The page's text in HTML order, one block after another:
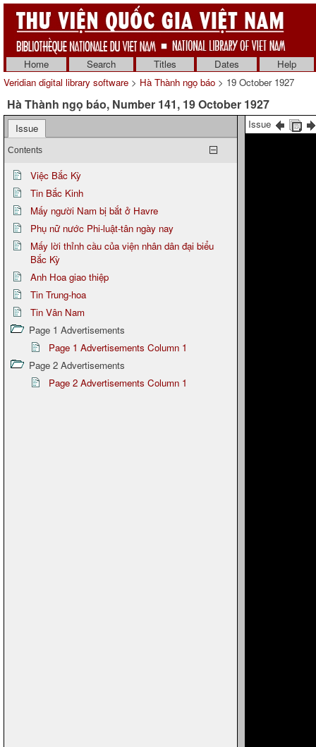
Home Search Titles Dates
Help
Veridian digital library software > Hà Thành ngọ báo > 19 October 1927
Hà Thành ngọ báo, Number 141, 19 October 1927
Issue
Contents
Việc Bắc Kỳ
Tin Bắc Kinh
Mấy người Nam bị bắt ở Havre
Phụ nữ nước Phi-luật-tân ngày nay
Mấy lời thỉnh cầu của viện nhân dân đại biểu
Bắc Kỳ
Anh Hoa giao thiệp
Tin Trung-hoa
Tin Vân Nam
Page 1 Advertisements
Page 1 Advertisements Column 1
Page 2 Advertisements
Page 2 Advertisements Column 1
Issue